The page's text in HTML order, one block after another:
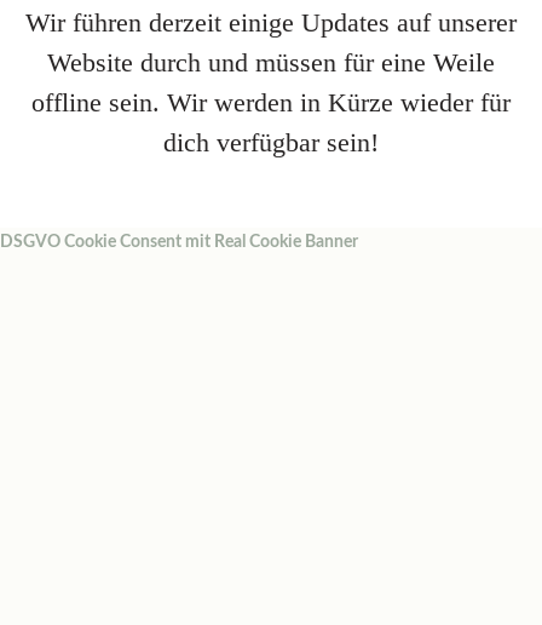
Wir führen derzeit einige Updates auf unserer
Website durch und müssen für eine Weile
offline sein. Wir werden in Kürze wieder für
dich verfügbar sein!
DSGVO Cookie Consent mit Real Cookie Banner